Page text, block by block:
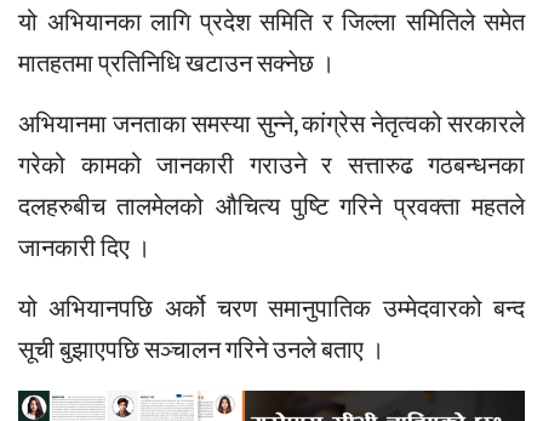
यो अभियानका लागि प्रदेश समिति र जिल्ला समितिले समेत
मातहतमा प्रतिनिधि खटाउन सक्नेछ ।
अभियानमा जनताका समस्या सुन्ने, कांग्रेस नेतृत्वको सरकारले
गरेको कामको जानकारी गराउने र सत्तारुढ गठबन्धनका
दलहरुबीच तालमेलको औचित्य पुष्टि गरिने प्रवक्ता महतले
जानकारी दिए ।
यो अभियानपछि अर्को चरण समानुपातिक उम्मेदवारको बन्द
सूची बुझाएपछि सञ्चालन गरिने उनले बताए ।